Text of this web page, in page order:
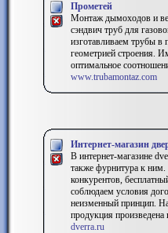
Прометей
Монтаж дымоходов и
сэндвич труб для
изготавливаем трубы в
геометрией строения.
оптимальное
www.trubamontaz.com
Интернет-магазин
В интернет-магазине
также фурнитура к
конкурентов,
соблюдаем условия
неизменный принцип.
продукция
dverra.ru